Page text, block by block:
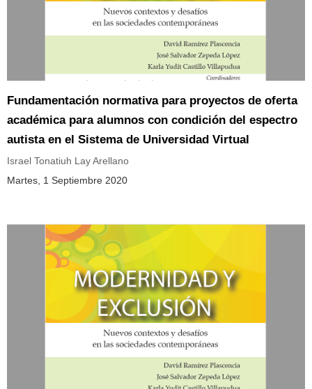
Fundamentación normativa para proyectos de oferta
académica para alumnos con condición del espectro
autista en el Sistema de Universidad Virtual
Israel Tonatiuh Lay Arellano
Martes, 1 Septiembre 2020